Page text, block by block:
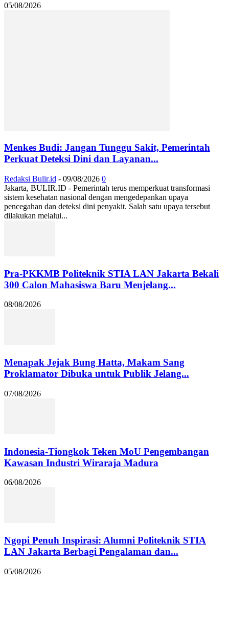
05/08/2026
Menkes Budi: Jangan Tunggu Sakit, Pemerintah
Perkuat Deteksi Dini dan Layanan...
Redaksi Bulir.id - 09/08/2026 0
Jakarta, BULIR.ID - Pemerintah terus memperkuat transformasi
sistem kesehatan nasional dengan mengedepankan upaya
pencegahan dan deteksi dini penyakit. Salah satu upaya tersebut
dilakukan melalui...
Pra-PKKMB Politeknik STIA LAN Jakarta Bekali
300 Calon Mahasiswa Baru Menjelang...
08/08/2026
Menapak Jejak Bung Hatta, Makam Sang
Proklamator Dibuka untuk Publik Jelang...
07/08/2026
Indonesia-Tiongkok Teken MoU Pengembangan
Kawasan Industri Wiraraja Madura
06/08/2026
Ngopi Penuh Inspirasi: Alumni Politeknik STIA
LAN Jakarta Berbagi Pengalaman dan...
05/08/2026